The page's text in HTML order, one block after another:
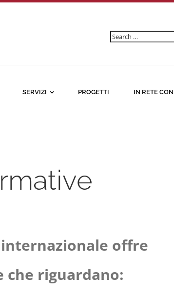
Ricerca
SERVIZI PROGETTI IN RETE CON
offre
riguardano: